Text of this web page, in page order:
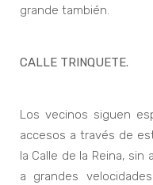
grande también.
CALLE TRINQUETE.
Los vecinos siguen
accesos a través de
la Calle de la Reina,
a grandes